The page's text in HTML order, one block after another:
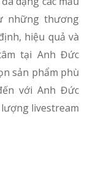
những thương
hiệu quả và
tại Anh Đức
sản phẩm phù
với Anh Đức
livestream